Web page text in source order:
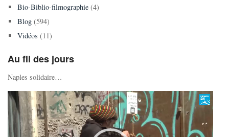
Bio-Biblio-filmographie(4)
Blog(594)
Vidéos (11)
Au fil des jours
Naples solidaire…
Lecteur
vidéo